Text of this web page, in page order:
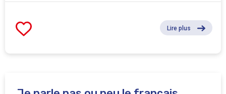
Lire plus